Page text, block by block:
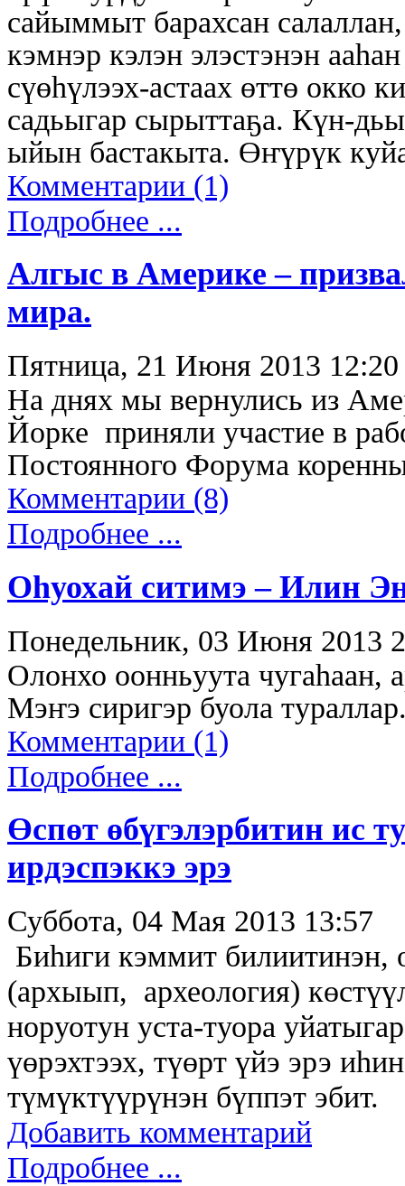
сайыммыт барахсан
кэмнэр кэлэн элэстэнэн
сүөһүлээх-астаах өттө окко
садьыгар сырыттаҕа. Күн-
ыйын бастакыта. Өҥүрүк
Комментарии (1)
Подробнее ...
Алгыс в Америке –
мира.
Пятница, 21 Июня 2013 12:20
На днях мы вернулись из
Йорке приняли участие в
Постоянного Форума
Комментарии (8)
Подробнее ...
Оһуохай ситимэ – Илин
Понедельник, 03 Июня 2013
Олонхо оонньуута чугаһаан,
Мэҥэ сиригэр буола
Комментарии (1)
Подробнее ...
Өспөт өбүгэлэрбитин ис
ирдэспэккэ эрэ
Суббота, 04 Мая 2013 13:57
Биһиги кэммит билиитинэн,
(архыып, археология)
норуотун уста-туора
үөрэхтээх, түөрт үйэ эрэ
түмүктүүрүнэн бүппэт эбит.
Добавить комментарий
Подробнее ...